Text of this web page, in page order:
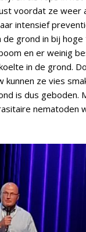
voordat ze weer
intensief
de grond in bij
en er weinig
in de grond.
kunnen ze vies
is dus geboden.
nematoden